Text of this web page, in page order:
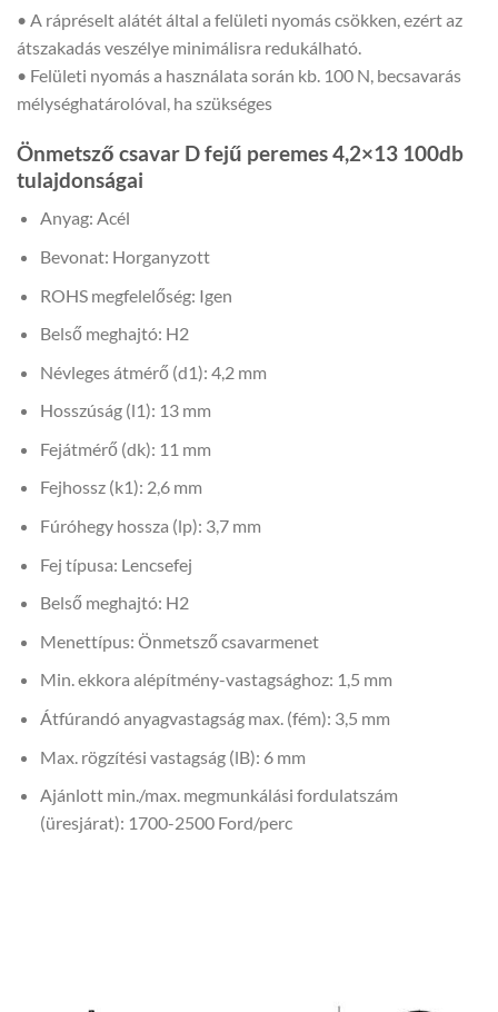
• A rápréselt alátét által a felületi nyomás csökken, ezért az
átszakadás veszélye minimálisra redukálható.
• Felületi nyomás a használata során kb. 100 N, becsavarás
mélységhatárolóval, ha szükséges
Önmetsző csavar D fejű peremes 4,2×13 100db
tulajdonságai
Anyag: Acél
Bevonat: Horganyzott
ROHS megfelelőség: Igen
Belső meghajtó: H2
Névleges átmérő (d1): 4,2 mm
Hosszúság (l1): 13 mm
Fejátmérő (dk): 11 mm
Fejhossz (k1): 2,6 mm
Fúróhegy hossza (lp): 3,7 mm
Fej típusa: Lencsefej
Belső meghajtó: H2
Menettípus: Önmetsző csavarmenet
Min. ekkora alépítmény-vastagsághoz: 1,5 mm
Átfúrandó anyagvastagság max. (fém): 3,5 mm
Max. rögzítési vastagság (lB): 6 mm
Ajánlott min./max. megmunkálási fordulatszám
(üresjárat): 1700-2500 Ford/perc